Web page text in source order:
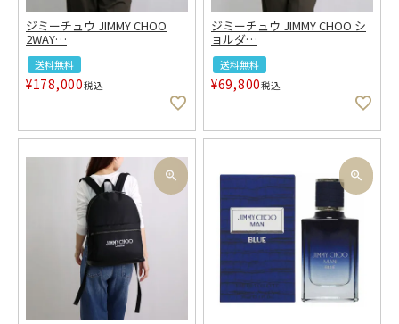
ジミーチュウ JIMMY CHOO
2WAY…
送料無料
¥178,000税込
ジミーチュウ JIMMY CHOO シ
ョルダ…
送料無料
¥69,800税込